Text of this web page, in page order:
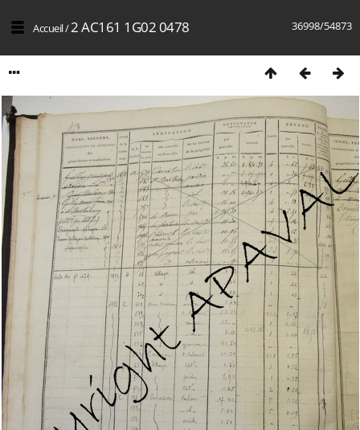
36998/54873
Accueil/2 AC161 1G02 0478